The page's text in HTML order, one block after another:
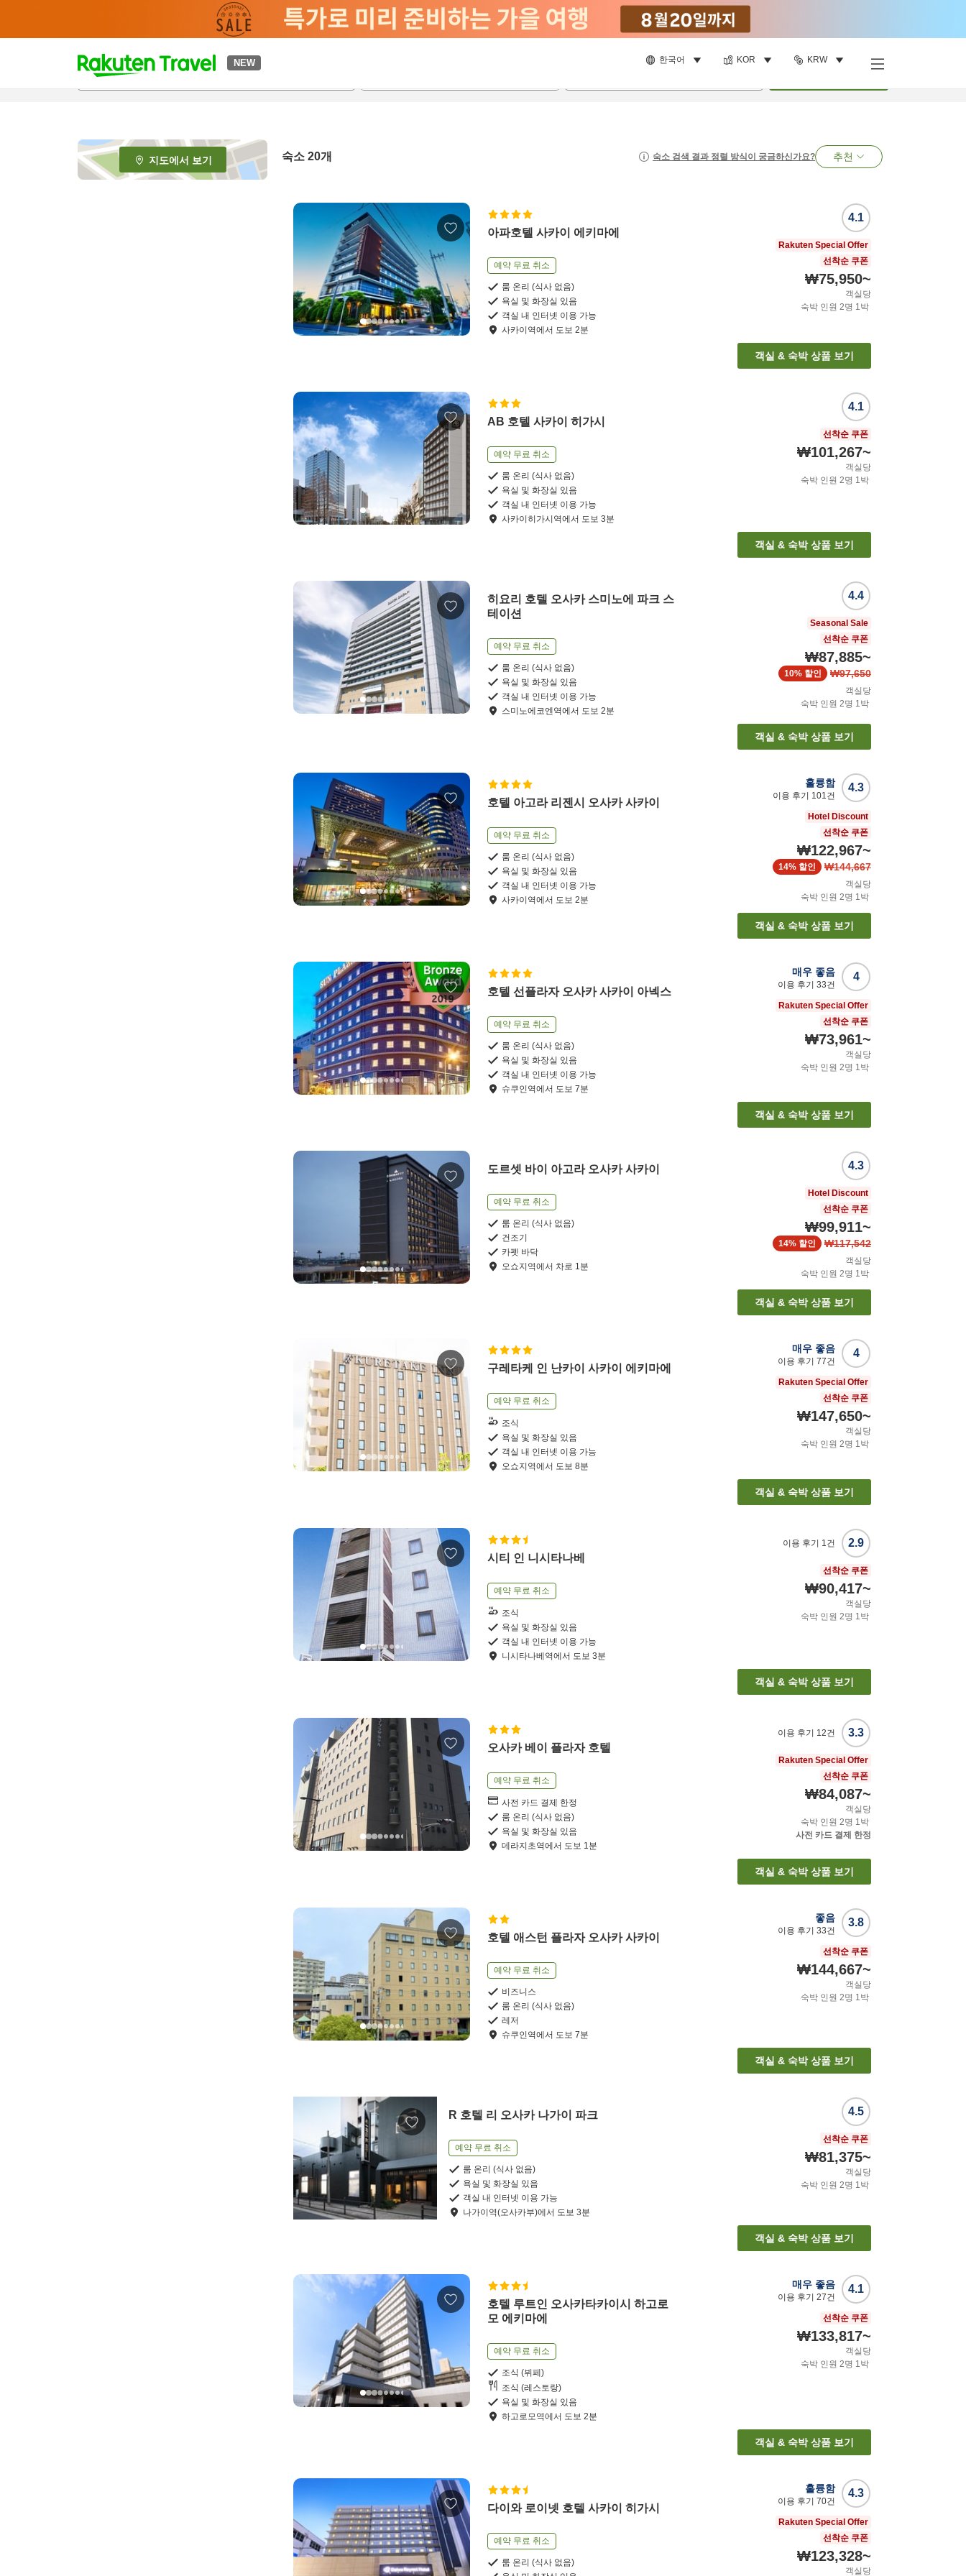
NEW 한국어 KOR KRW
t
p
e
_
s
지도에서 보기 숙소 20개 숙소 검색 결과 정렬 방식이 궁금하신가요? 추천
아파호텔 사카이 에키마에
예약 무료 취소
룸 온리 (식사 없음)
욕실 및 화장실 있음
객실 내 인터넷 이용 가능
사카이역에서 도보 2분
4.1
Rakuten Special Offer
선착순 쿠폰
₩75,950~
객실당
숙박 인원 2명 1박
객실 & 숙박 상품 보기
AB 호텔 사카이 히가시
예약 무료 취소
룸 온리 (식사 없음)
욕실 및 화장실 있음
객실 내 인터넷 이용 가능
사카이히가시역에서 도보 3분
4.1
선착순 쿠폰
₩101,267~
객실당
숙박 인원 2명 1박
객실 & 숙박 상품 보기
히요리 호텔 오사카 스미노에 파크 스
테이션
예약 무료 취소
룸 온리 (식사 없음)
욕실 및 화장실 있음
객실 내 인터넷 이용 가능
스미노에코엔역에서 도보 2분
4.4
Seasonal Sale
선착순 쿠폰
₩87,885~
₩97,650
10% 할인
객실당
숙박 인원 2명 1박
객실 & 숙박 상품 보기
호텔 아고라 리젠시 오사카 사카이
예약 무료 취소
룸 온리 (식사 없음)
욕실 및 화장실 있음
객실 내 인터넷 이용 가능
사카이역에서 도보 2분
4.3
훌륭함
이용 후기 101건
Hotel Discount
선착순 쿠폰
₩122,967~
₩144,667
14% 할인
객실당
숙박 인원 2명 1박
객실 & 숙박 상품 보기
호텔 선플라자 오사카 사카이 아넥스
예약 무료 취소
룸 온리 (식사 없음)
욕실 및 화장실 있음
객실 내 인터넷 이용 가능
슈쿠인역에서 도보 7분
4
매우 좋음
이용 후기 33건
Rakuten Special Offer
선착순 쿠폰
₩73,961~
객실당
숙박 인원 2명 1박
객실 & 숙박 상품 보기
도르셋 바이 아고라 오사카 사카이
예약 무료 취소
룸 온리 (식사 없음)
건조기
카펫 바닥
오쇼지역에서 차로 1분
4.3
Hotel Discount
선착순 쿠폰
₩99,911~
₩117,542
14% 할인
객실당
숙박 인원 2명 1박
객실 & 숙박 상품 보기
구레타케 인 난카이 사카이 에키마에
예약 무료 취소
조식
욕실 및 화장실 있음
객실 내 인터넷 이용 가능
오쇼지역에서 도보 8분
4
매우 좋음
이용 후기 77건
Rakuten Special Offer
선착순 쿠폰
₩147,650~
객실당
숙박 인원 2명 1박
객실 & 숙박 상품 보기
시티 인 니시타나베
예약 무료 취소
조식
욕실 및 화장실 있음
객실 내 인터넷 이용 가능
니시타나베역에서 도보 3분
2.9
이용 후기 1건
선착순 쿠폰
₩90,417~
객실당
숙박 인원 2명 1박
객실 & 숙박 상품 보기
오사카 베이 플라자 호텔
예약 무료 취소
사전 카드 결제 한정
룸 온리 (식사 없음)
욕실 및 화장실 있음
데라지초역에서 도보 1분
3.3
이용 후기 12건
Rakuten Special Offer
선착순 쿠폰
₩84,087~
객실당
숙박 인원 2명 1박
사전 카드 결제 한정
객실 & 숙박 상품 보기
호텔 애스턴 플라자 오사카 사카이
예약 무료 취소
비즈니스
룸 온리 (식사 없음)
레저
슈쿠인역에서 도보 7분
3.8
좋음
이용 후기 33건
선착순 쿠폰
₩144,667~
객실당
숙박 인원 2명 1박
객실 & 숙박 상품 보기
R 호텔 리 오사카 나가이 파크
예약 무료 취소
룸 온리 (식사 없음)
욕실 및 화장실 있음
객실 내 인터넷 이용 가능
나가이역(오사카부)에서 도보 3분
4.5
선착순 쿠폰
₩81,375~
객실당
숙박 인원 2명 1박
객실 & 숙박 상품 보기
호텔 루트인 오사카타카이시 하고로
모 에키마에
예약 무료 취소
조식 (뷔페)
조식 (레스토랑)
욕실 및 화장실 있음
하고로모역에서 도보 2분
4.1
매우 좋음
이용 후기 27건
선착순 쿠폰
₩133,817~
객실당
숙박 인원 2명 1박
객실 & 숙박 상품 보기
다이와 로이넷 호텔 사카이 히가시
예약 무료 취소
룸 온리 (식사 없음)
4.3
훌륭함
이용 후기 70건
Rakuten Special Offer
선착순 쿠폰
₩123,328~
객실당